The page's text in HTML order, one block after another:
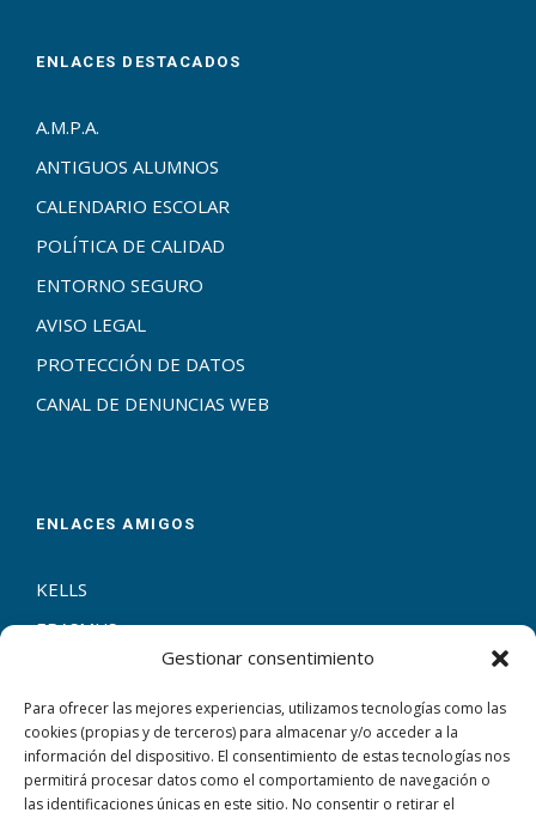
Gestionar consentimiento
Para ofrecer las mejores experiencias, utilizamos tecnologías como las
cookies (propias y de terceros) para almacenar y/o acceder a la
información del dispositivo. El consentimiento de estas tecnologías nos
permitirá procesar datos como el comportamiento de navegación o
las identificaciones únicas en este sitio. No consentir o retirar el
ENLACES DESTACADOS
A.M.P.A.
ANTIGUOS ALUMNOS
CALENDARIO ESCOLAR
POLÍTICA DE CALIDAD
ENTORNO SEGURO
AVISO LEGAL
PROTECCIÓN DE DATOS
CANAL DE DENUNCIAS WEB
ENLACES AMIGOS
KELLS
ERASMUS+
ENTRECULTURAS
ESCUELAS CATÓLICAS